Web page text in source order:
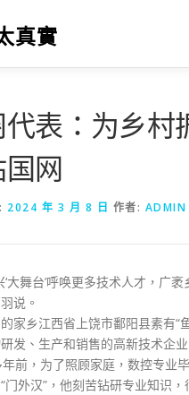
真實
表：为乡村
网
2024 年 3 月 8 日 作者: ADMIN
‘大舞台’呼唤更多技术人才，广
说。
乡江西省上饶市鄱阳县素有“鱼
发、生产和销售的高新技术企
，为了照顾家庭，数控专业毕
门外汉”，他刻苦钻研专业知识